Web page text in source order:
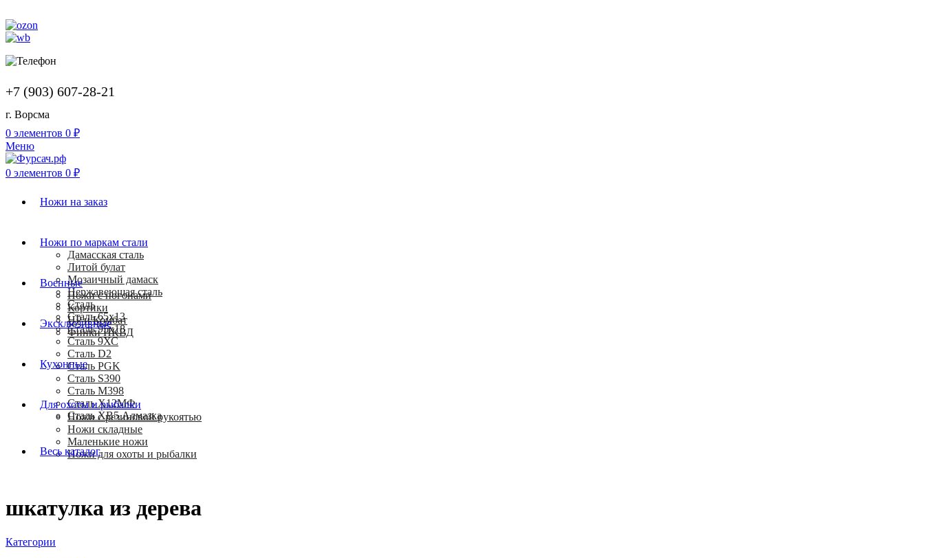
+7 (903) 607-28-21
г. Ворсма
0 элементов 0 ₽
Меню
0 элементов 0 ₽
Ножи на заказ
Ножи по маркам стали
Дамасская сталь
Литой булат
Мозаичный дамаск
Нержавеющая сталь
Сталь
Сталь 65х13
Сталь 95х18
Сталь 9ХС
Сталь D2
Сталь PGK
Сталь S390
Сталь M398
Сталь Х12МФ
Сталь ХВ5 Алмазка
Военные
Ножи с погонами
Кортики
HP и Комбат
Финки НКВД
Эксклюзивные
Кухонные
Для охоты и рыбалки
Ножи с резиновой рукоятью
Ножи складные
Маленькие ножи
Ножи для охоты и рыбалки
Весь каталог
шкатулка из дерева
Категории